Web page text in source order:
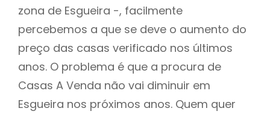
zona de Esgueira -, facilmente
percebemos a que se deve o aumento do
preço das casas verificado nos últimos
anos. O problema é que a procura de
Casas A Venda não vai diminuir em
Esgueira nos próximos anos. Quem quer